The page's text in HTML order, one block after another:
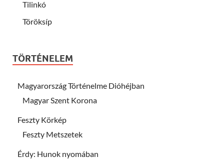
Tilinkó
Töröksíp
TÖRTÉNELEM
Magyarország Történelme Dióhéjban
Magyar Szent Korona
Feszty Körkép
Feszty Metszetek
Érdy: Hunok nyomában